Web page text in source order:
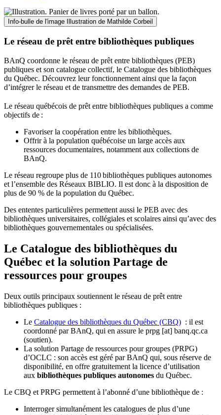
Info-bulle de l'image Illustration de Mathilde Corbeil
Le réseau de prêt entre bibliothèques publiques
BAnQ coordonne le réseau de prêt entre bibliothèques (PEB)
publiques et son catalogue collectif, le Catalogue des bibliothèques
du Québec. Découvrez leur fonctionnement ainsi que la façon
d’intégrer le réseau et de transmettre des demandes de PEB.
Le réseau québécois de prêt entre bibliothèques publiques a comme
objectifs de :
Favoriser la coopération entre les bibliothèques.
Offrir à la population québécoise un large accès aux
ressources documentaires, notamment aux collections de
BAnQ.
Le réseau regroupe plus de 110bibliothèques publiques autonomes
et l’ensemble des Réseaux BIBLIO. Il est donc à la disposition de
plus de 90 % de la population du Québec.
Des ententes particulières permettent aussi le PEB avec des
bibliothèques universitaires, collégiales et scolaires ainsi qu’avec des
bibliothèques gouvernementales ou spécialisées.
Le Catalogue des bibliothèques du
Québec et la solution Partage de
ressources pour groupes
Deux outils principaux soutiennent le réseau de prêt entre
bibliothèques publiques :
Le Catalogue des bibliothèques du Québec (CBQ) : il est
coordonné par BAnQ, qui en assure le prpg [at] banq.qc.ca
(soutien).
La solution Partage de ressources pour groupes (PRPG)
d’OCLC : son accès est géré par BAnQ qui, sous réserve de
disponibilité, en offre gratuitement la licence d’utilisation
aux bibliothèques publiques autonomes du Québec.
Le CBQ et PRPG permettent à l’abonné d’une bibliothèque de :
Interroger simultanément les catalogues de plus d’une